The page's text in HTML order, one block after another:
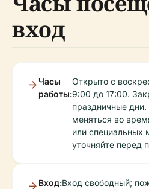
вход
Часы
работы:
Открыто с
9:00 до 17:00.
праздничные
меняться во
или специальных
уточняйте перед
Вход:Вход свободный;